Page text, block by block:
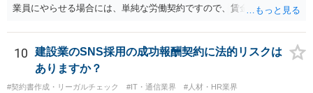
業員にやらせる場合には、単純な労働契約ですので、賃金や労働条件
の同意があれば可能ですが、会社に例えると従業員をすべて取締役に
するようなものなので、望ましいかどうかは検討が必要です。
10
建設業のSNS採用の成功報酬契約に法的リスクは
ありますか？
#契約書作成・リーガルチェック #IT・通信業界
#人材・HR業界